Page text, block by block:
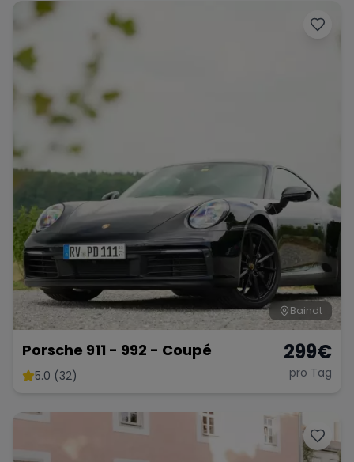
Baindt
Porsche 911 - 992 - Coupé
5.0 (32)
299€
pro Tag